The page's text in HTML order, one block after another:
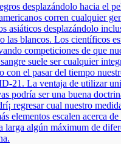
desplazándolo hacia el
corren cualquier
asiáticos desplazándolo
las blancos. Los científicos
competiciones de que
suele ser cualquier
con el pasar del tiempo
21. La ventaja de utilizar
podrí­a ser una buena
regresar cual nuestro
elementos escalen acerca
larga algún máximum de